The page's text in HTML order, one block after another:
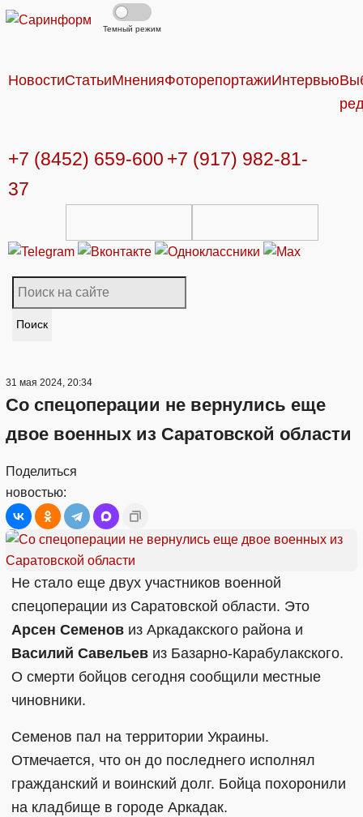
Темный режим
НовостиСтатьиМненияФоторепортажиИнтервью
+7 (8452) 659-600 +7 (917) 982-81-
37
Поиск
31 мая 2024, 20:34
Со спецоперации не вернулись еще
двое военных из Саратовской области
Поделиться
новостью:
Не стало еще двух участников военной
спецоперации из Саратовской области. Это
Арсен Семенов из Аркадакского района и
Василий Савельев из Базарно-Карабулакского.
О смерти бойцов сегодня сообщили местные
чиновники.
Семенов пал на территории Украины.
Отмечается, что он до последнего исполнял
гражданский и воинский долг. Бойца похоронили
на кладбище в городе Аркадак.